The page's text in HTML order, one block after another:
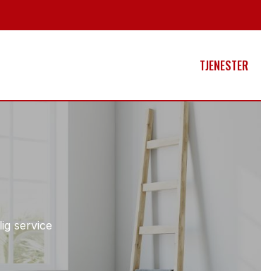
TJENESTER
service